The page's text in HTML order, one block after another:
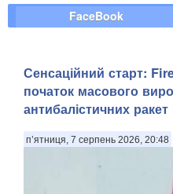
FaceBook
Сенсаційний старт:
початок масового
антибалістичних ракет
п’ятниця, 7 серпень 2026, 20:48